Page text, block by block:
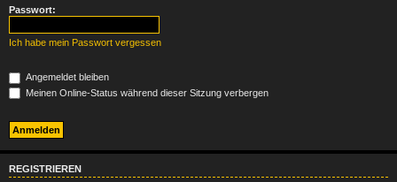
Passwort:
Ich habe mein Passwort vergessen
Angemeldet bleiben
Meinen Online-Status während dieser Sitzung verbergen
REGISTRIEREN